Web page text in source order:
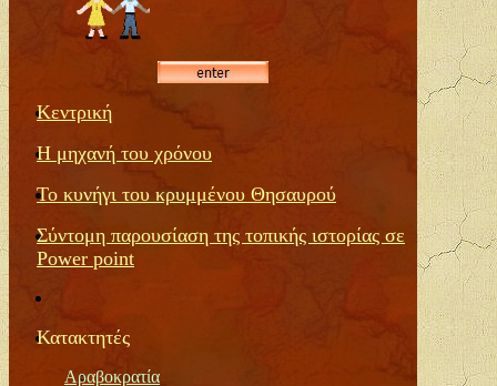
Κεντρική
Η μηχανή του χρόνου
Το κυνήγι του κρυμμένου Θησαυρού
Σύντομη παρουσίαση της τοπικής ιστορίας σε
Power point
Κατακτητές
Αραβοκρατία